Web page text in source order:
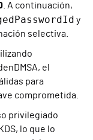
. A continuación,
y
selectiva.
el
para
comprometida.
privilegiado
lo que lo